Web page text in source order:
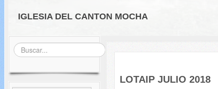
IGLESIA DEL CANTON MOCHA
Buscar...
LOTAIP JULIO 2018